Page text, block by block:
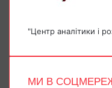
"Центр аналітики і
МИ В